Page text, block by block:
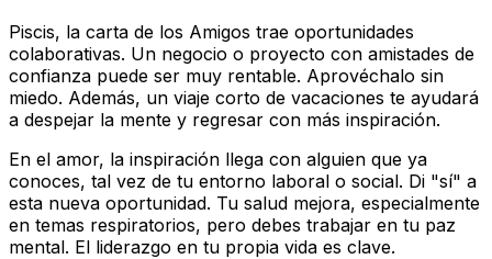
Piscis, la carta de los Amigos trae oportunidades
colaborativas. Un negocio o proyecto con amistades de
confianza puede ser muy rentable. Aprovéchalo sin
miedo. Además, un viaje corto de vacaciones te ayudará
a despejar la mente y regresar con más inspiración.
En el amor, la inspiración llega con alguien que ya
conoces, tal vez de tu entorno laboral o social. Di "sí" a
esta nueva oportunidad. Tu salud mejora, especialmente
en temas respiratorios, pero debes trabajar en tu paz
mental. El liderazgo en tu propia vida es clave.